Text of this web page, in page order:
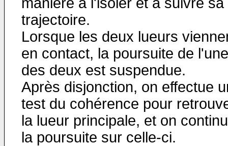
trajectoire.
Lorsque les deux lueurs
en contact, la poursuite de l'une
des deux est suspendue.
Après disjonction, on effectue
test du cohérence pour
la lueur principale, et on
la poursuite sur celle-ci.